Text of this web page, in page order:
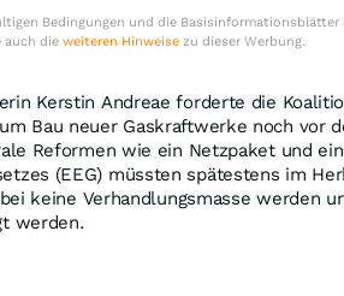
Bedingungen und die Basisinformationsblätter
auch die weiteren Hinweisezu dieser Werbung.
Kerstin Andreae forderte die
Bau neuer Gaskraftwerke noch vor
Reformen wie ein Netzpaket und
(EEG) müssten spätestens im
keine Verhandlungsmasse werden
werden.